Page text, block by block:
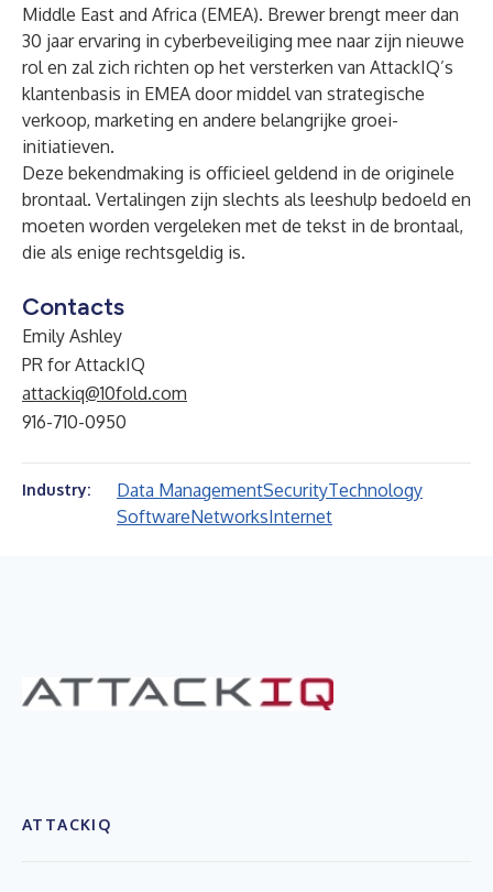
Middle East and Africa (EMEA). Brewer brengt meer dan
30 jaar ervaring in cyberbeveiliging mee naar zijn nieuwe
rol en zal zich richten op het versterken van AttackIQ’s
klantenbasis in EMEA door middel van strategische
verkoop, marketing en andere belangrijke groei-
initiatieven.
Deze bekendmaking is officieel geldend in de originele
brontaal. Vertalingen zijn slechts als leeshulp bedoeld en
moeten worden vergeleken met de tekst in de brontaal,
die als enige rechtsgeldig is.
Contacts
Emily Ashley
PR for AttackIQ
attackiq@10fold.com
916-710-0950
Industry: Data ManagementSecurityTechnology
SoftwareNetworksInternet
ATTACKIQ